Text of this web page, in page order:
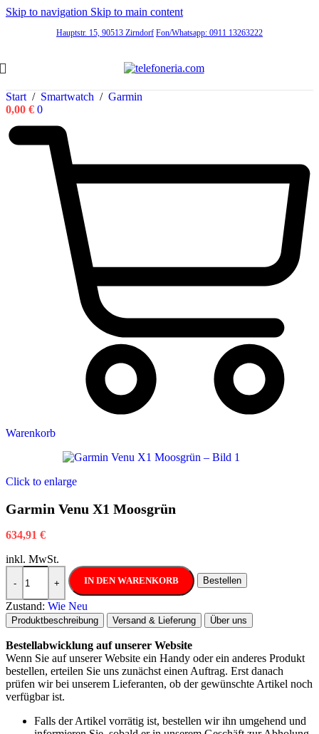
Skip to navigation Skip to main content
Hauptstr. 15, 90513 Zirndorf Fon/Whatsapp: 0911 13263222
Start / Smartwatch / Garmin
0,00 € 0
Warenkorb
Click to enlarge
Garmin Venu X1 Moosgrün
634,91 €
inkl. MwSt.
-
Garmin Venu X1 Moosgrün Menge
+ IN DEN WARENKORB Bestellen
Zustand: Wie Neu
Produktbeschreibung Versand & Lieferung Über uns
Bestellabwicklung auf unserer Website
Wenn Sie auf unserer Website ein Handy oder ein anderes Produkt
bestellen, erteilen Sie uns zunächst einen Auftrag. Erst danach
prüfen wir bei unserem Lieferanten, ob der gewünschte Artikel noch
verfügbar ist.
Falls der Artikel vorrätig ist, bestellen wir ihn umgehend und